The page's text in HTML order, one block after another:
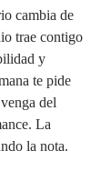
cambia de
trae contigo
y
te pide
del
La
la nota.